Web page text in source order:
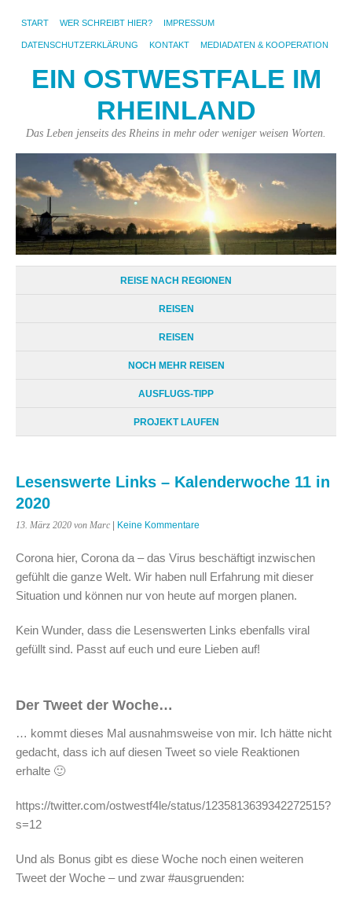
START WER SCHREIBT HIER? IMPRESSUM
DATENSCHUTZERKLÄRUNG KONTAKT MEDIADATEN & KOOPERATION
EIN OSTWESTFALE IM
RHEINLAND
Das Leben jenseits des Rheins in mehr oder weniger weisen Worten.
REISE NACH REGIONEN
REISEN
REISEN
NOCH MEHR REISEN
AUSFLUGS-TIPP
PROJEKT LAUFEN
Lesenswerte Links – Kalenderwoche 11 in
2020
13. März 2020 von Marc | Keine Kommentare
Corona hier, Corona da – das Virus beschäftigt inzwischen
gefühlt die ganze Welt. Wir haben null Erfahrung mit dieser
Situation und können nur von heute auf morgen planen.
Kein Wunder, dass die Lesenswerten Links ebenfalls viral
gefüllt sind. Passt auf euch und eure Lieben auf!
Der Tweet der Woche…
… kommt dieses Mal ausnahmsweise von mir. Ich hätte nicht
gedacht, dass ich auf diesen Tweet so viele Reaktionen
erhalte 🙂
https://twitter.com/ostwestf4le/status/1235813639342272515?
s=12
Und als Bonus gibt es diese Woche noch einen weiteren
Tweet der Woche – und zwar #ausgruenden: